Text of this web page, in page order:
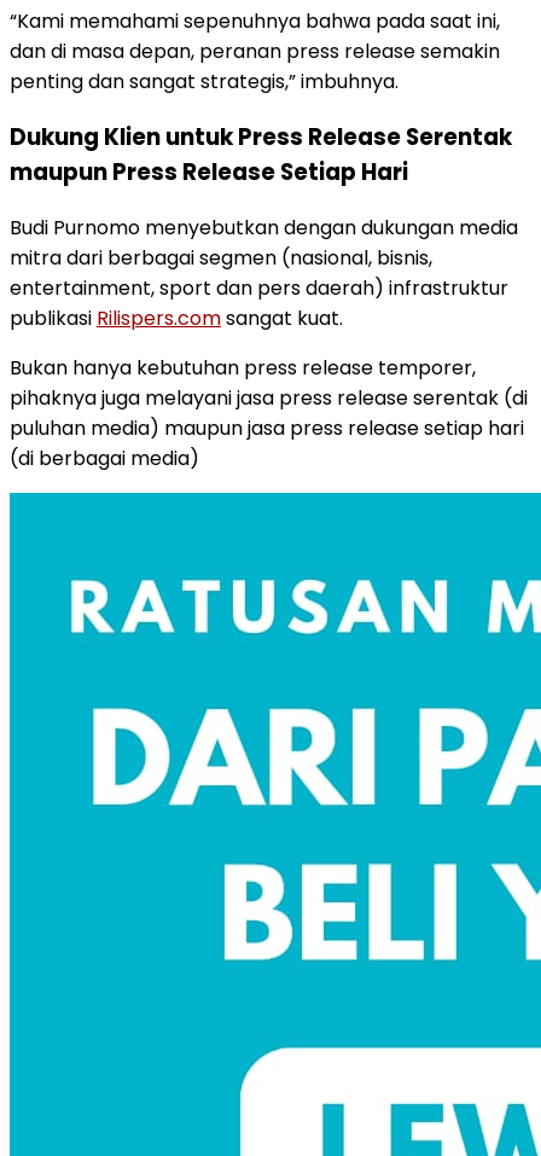
“Kami memahami sepenuhnya bahwa pada saat ini,
dan di masa depan, peranan press release semakin
penting dan sangat strategis,” imbuhnya.
Dukung Klien untuk Press Release Serentak
maupun Press Release Setiap Hari
Budi Purnomo menyebutkan dengan dukungan media
mitra dari berbagai segmen (nasional, bisnis,
entertainment, sport dan pers daerah) infrastruktur
publikasi Rilispers.comsangat kuat.
Bukan hanya kebutuhan press release temporer,
pihaknya juga melayani jasa press release serentak (di
puluhan media) maupun jasa press release setiap hari
(di berbagai media)